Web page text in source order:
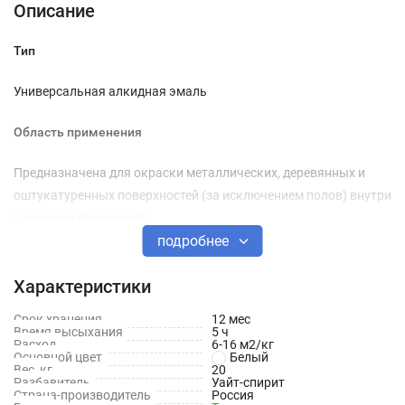
Описание
Тип
Универсальная алкидная эмаль
Область применения
Предназначена для окраски металлических, деревянных и
оштукатуренных поверхностей (за исключением полов) внутри
Хранение и транспортировка
Выдерживает хранение и транспортировку при отрицательных
температурах. Хранить в герметичной, плотно закрытой таре
вдали от источников отопления.
ИНСТРУКЦИЯ ПО ПРИМЕНЕНИЮ
подробнее
Характеристики
Срок хранения
12 мес
Время высыхания
5 ч
Расход
6-16 м2/кг
Основной цвет
Белый
Вес, кг
20
Разбавитель
Уайт-спирит
Страна-производитель
Россия